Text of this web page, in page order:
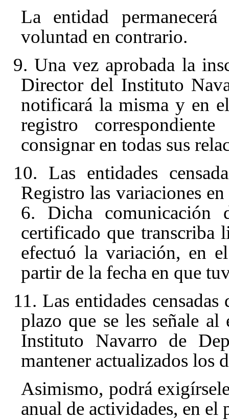
La entidad
voluntad en contrario.
9. Una vez aprobada la
Director del Instituto
notificará la misma y en
registro
consignar en todas sus
10. Las entidades
Registro las variaciones
6. Dicha comunicación
certificado que transcriba
efectuó la variación, en
partir de la fecha en que
11. Las entidades
plazo que se les señale al
Instituto Navarro de
mantener actualizados los
Asimismo, podrá
anual de actividades, en el